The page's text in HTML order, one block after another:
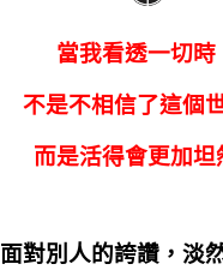
當我看透一切時
不是不相信了這個
而是活得會更加坦
面對別人的誇讚，淡